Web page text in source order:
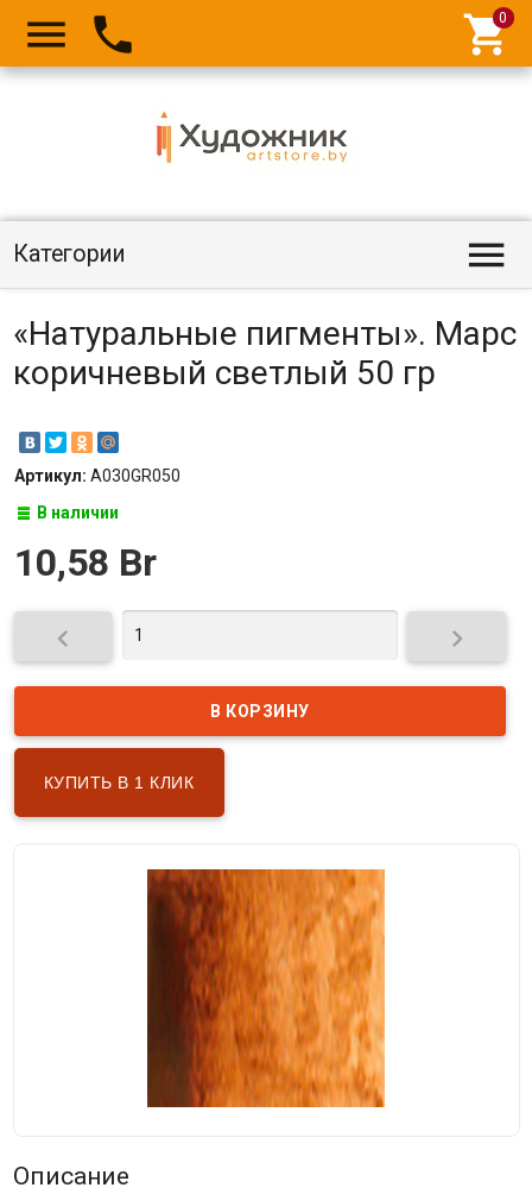
  
Категории 
«Натуральные пигменты». Марс
коричневый светлый 50 гр
Артикул: A030GR050
В наличии
10,58 Br
 
КУПИТЬ В 1 КЛИК
Описание